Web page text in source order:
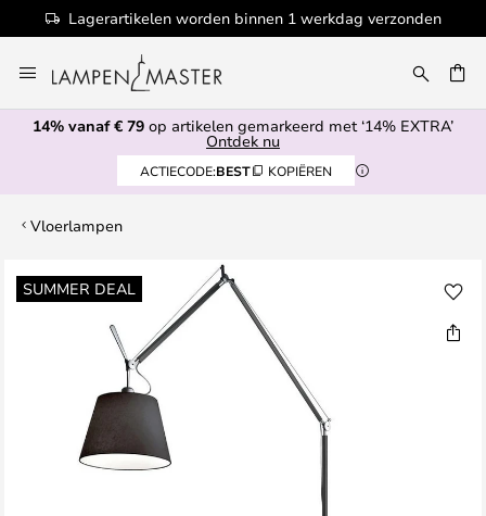
Lagerartikelen worden binnen 1 werkdag verzonden
naar
de
inhoud
14% vanaf € 79 op artikelen gemarkeerd met ‘14% EXTRA’
Ontdek nu
ACTIECODE:BEST KOPIËREN
Vloerlampen
SUMMER DEAL
Ga
naar
afbeeldingen-